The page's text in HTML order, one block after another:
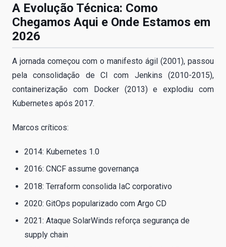
A Evolução Técnica: Como
Chegamos Aqui e Onde Estamos em
2026
A jornada começou com o manifesto ágil (2001), passou
pela consolidação de CI com Jenkins (2010-2015),
containerização com Docker (2013) e explodiu com
Kubernetes após 2017.
Marcos críticos:
2014: Kubernetes 1.0
2016: CNCF assume governança
2018: Terraform consolida IaC corporativo
2020: GitOps popularizado com Argo CD
2021: Ataque SolarWinds reforça segurança de
supply chain